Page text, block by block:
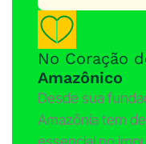
No Coração
Amazônico
Desde sua
Amazônia tem